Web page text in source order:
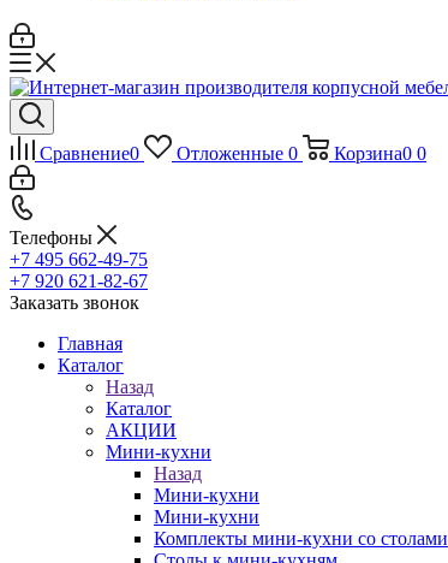
Сравнение0 Отложенные 0 Корзина0 0
Телефоны
+7 495 662-49-75
+7 920 621-82-67
Заказать звонок
Главная
Каталог
Назад
Каталог
АКЦИИ
Мини-кухни
Назад
Мини-кухни
Мини-кухни
Комплекты мини-кухни со столами